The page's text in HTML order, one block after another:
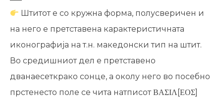
Штитот e со кружна форма, полусверичен и
на него е претставена карактеристичната
иконографија на т.н. македонски тип на штит.
Во средишниот дел е претставено
дванаесеткрако сонце, а околу него во посебно
прстенесто поле се чита натписот ΒΑΣΙΛ[ΕΟΣ]